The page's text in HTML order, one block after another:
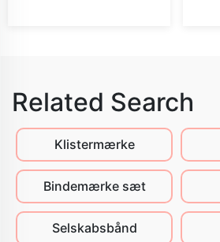
Related Search
Klistermærke
Bindemærke sæt
Selskabsbånd